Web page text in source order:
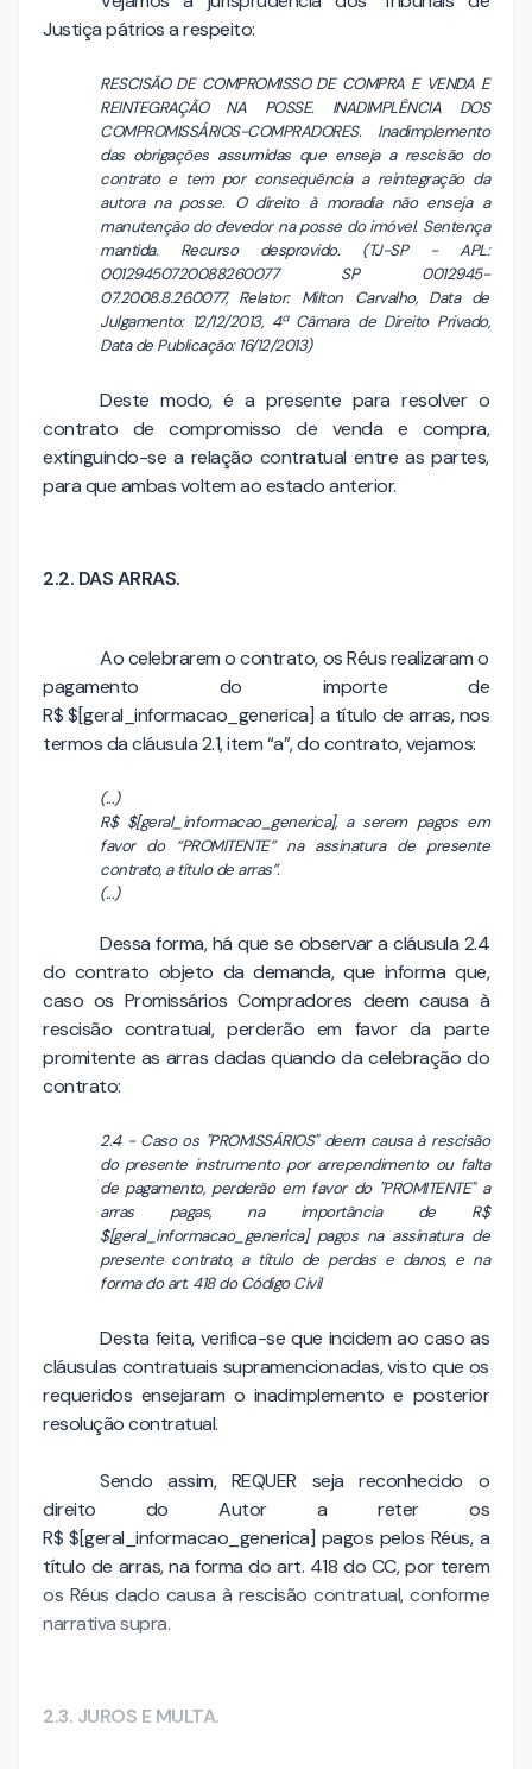
Justiça pátrios a respeito:
RESCISÃO DE COMPROMISSO DE COMPRA E VENDA E
REINTEGRAÇÃO NA POSSE. INADIMPLÊNCIA DOS
COMPROMISSÁRIOS-COMPRADORES. Inadimplemento
das obrigações assumidas que enseja a rescisão do
contrato e tem por consequência a reintegração da
autora na posse. O direito à moradia não enseja a
manutenção do devedor na posse do imóvel. Sentença
mantida. Recurso desprovido. (TJ-SP - APL:
00129450720088260077 SP 0012945-
07.2008.8.26.0077, Relator: Milton Carvalho, Data de
Julgamento: 12/12/2013, 4ª Câmara de Direito Privado,
Data de Publicação: 16/12/2013)
Deste modo, é a presente para resolver o
contrato de compromisso de venda e compra,
extinguindo-se a relação contratual entre as partes,
para que ambas voltem ao estado anterior.
2.2. DAS ARRAS.
Ao celebrarem o contrato, os Réus realizaram o
pagamento do importe de
R$$[geral_informacao_generica] a título de arras, nos
termos da cláusula 2.1, item “a”, do contrato, vejamos:
(...)
R$ $[geral_informacao_generica], a serem pagos em
favor do “PROMITENTE” na assinatura de presente
contrato, a título de arras”.
(...)
Dessa forma, há que se observar a cláusula 2.4
do contrato objeto da demanda, que informa que,
caso os Promissários Compradores deem causa à
rescisão contratual, perderão em favor da parte
promitente as arras dadas quando da celebração do
contrato:
2.4 - Caso os "PROMISSÁRIOS" deem causa à rescisão
do presente instrumento por arrependimento ou falta
de pagamento, perderão em favor do "PROMITENTE" a
arras pagas, na importância de R$
$[geral_informacao_generica] pagos na assinatura de
presente contrato, a título de perdas e danos, e na
forma do art. 418 do Código Civil
Desta feita, verifica-se que incidem ao caso as
cláusulas contratuais supramencionadas, visto que os
requeridos ensejaram o inadimplemento e posterior
resolução contratual.
Sendo assim, REQUER seja reconhecido o
direito do Autor a reter os
R$$[geral_informacao_generica] pagos pelos Réus, a
título de arras, na forma do art. 418 do CC, por terem
os Réus dado causa à rescisão contratual, conforme
narrativa supra.
2.3. JUROS E MULTA.